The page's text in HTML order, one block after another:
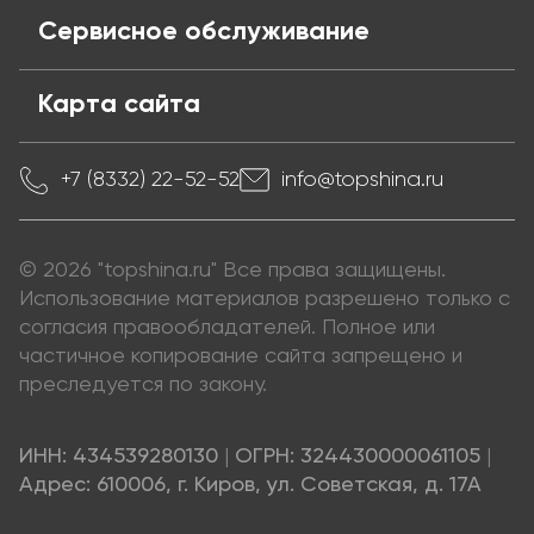
Сервисное обслуживание
Карта сайта
+7 (8332) 22-52-52 info@topshina.ru
© 2026 "topshina.ru" Все права защищены.
Использование материалов разрешено только с
согласия правообладателей. Полное или
частичное копирование сайта запрещено и
преследуется по закону.
ИНН: 434539280130 ОГРН: 324430000061105
Адрес: 610006, г. Киров, ул. Советская, д. 17А